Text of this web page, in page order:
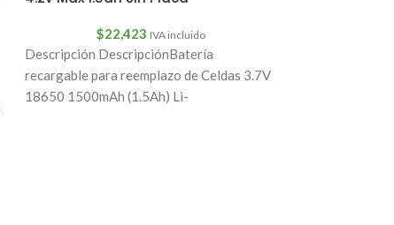
$22,423 IVA incluido
Descripción DescripciónBatería
recargable para reemplazo de Celdas 3.7V
18650 1500mAh (1.5Ah) Li-